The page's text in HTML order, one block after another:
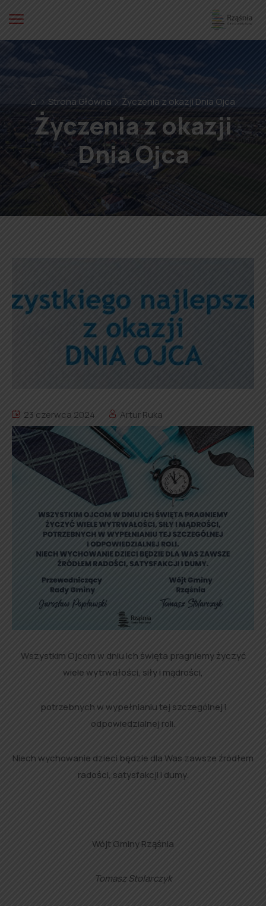
⌂ Strona Główna Życzenia z okazji Dnia Ojca
Życzenia z okazji
Dnia Ojca
23 czerwca 2024 Artur Ruka
Wszystkim Ojcom w dniu ich święta pragniemy życzyć
wiele wytrwałości, siły i mądrości,
potrzebnych w wypełnianiu tej szczególnej i
odpowiedzialnej roli.
Niech wychowanie dzieci będzie dla Was zawsze źródłem
radości, satysfakcji i dumy.
Wójt Gminy Rząśnia
Tomasz Stolarczyk